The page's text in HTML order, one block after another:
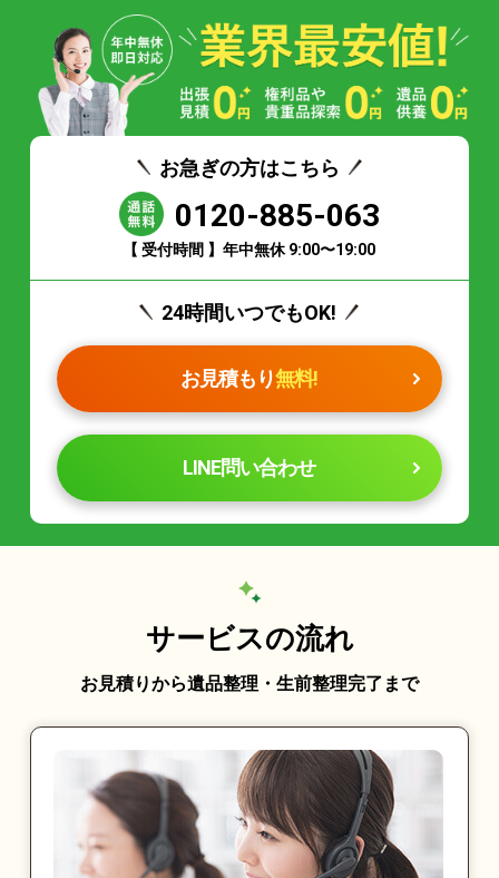
お急ぎの方はこちら
0120-885-063
【 受付時間 】年中無休 9:00〜19:00
24時間いつでもOK!
お見積もり無料!
LINE問い合わせ
サービスの流れ
お見積りから遺品整理・生前整理完了まで